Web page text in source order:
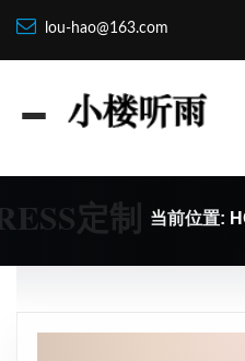
lou-hao@163.com
定制 当前位置: